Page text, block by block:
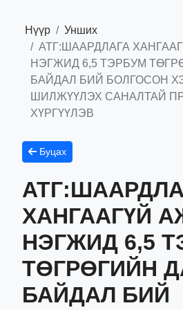
Нүүр
Унших
АТГ:ШААРДЛАГА
НЭГЖИД 6,5 ТЭРБУМ
БАЙДАЛ БИЙ БОЛГОСОН
ШИЛЖҮҮЛЭХ САНАЛТАЙ
ХҮРГҮҮЛЭВ
Буцах
ХАНГААГҮЙ
НЭГЖИД 6,5
ТӨГРӨГИЙН
БАЙДАЛ БИЙ